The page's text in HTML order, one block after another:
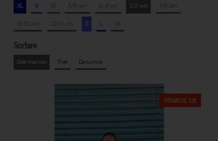
XL M XS 5/6 ani 3/4 ani 1/2 ani
7/8 ani
10-12 ani
12-14 ani S L xxl
Sortare
Cele mai noi Pret Denumire
PROMOTIE 13%